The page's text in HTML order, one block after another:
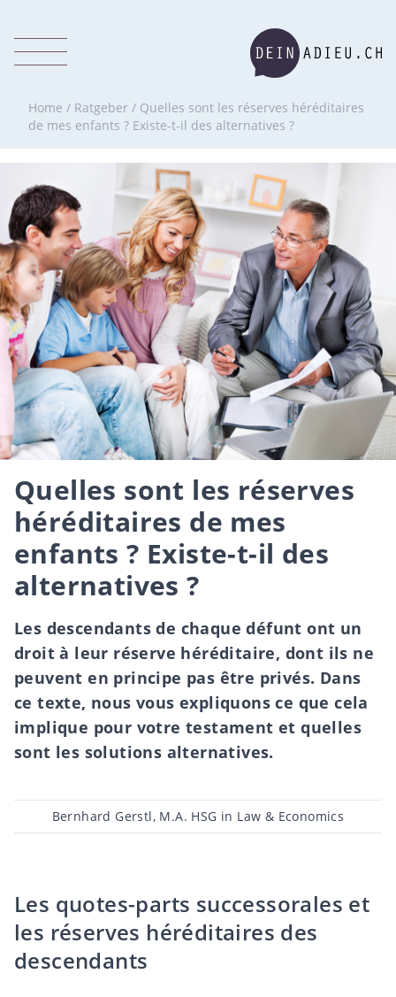
Home / Ratgeber / Quelles sont les réserves héréditaires
de mes enfants ? Existe-t-il des alternatives ?
Quelles sont les réserves
héréditaires de mes
enfants ? Existe-t-il des
alternatives ?
Les descendants de chaque défunt ont un
droit à leur réserve héréditaire, dont ils ne
peuvent en principe pas être privés. Dans
ce texte, nous vous expliquons ce que cela
implique pour votre testament et quelles
sont les solutions alternatives.
Post
author
Bernhard Gerstl, M.A. HSG in Law & Economics
Les quotes-parts successorales et
les réserves héréditaires des
descendants